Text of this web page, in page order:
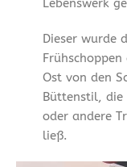
Lebenswerk
Dieser wurde
Ost von den
Büttenstil, die
oder andere
ließ.